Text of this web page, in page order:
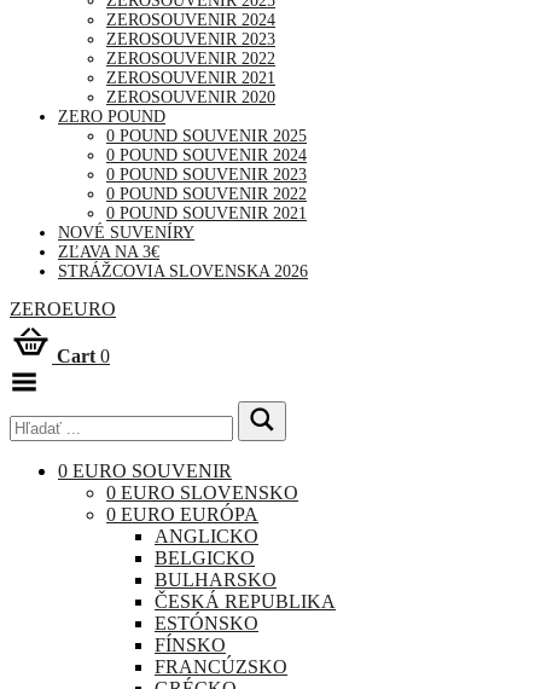
ZEROSOUVENIR 2024
ZEROSOUVENIR 2023
ZEROSOUVENIR 2022
ZEROSOUVENIR 2021
ZEROSOUVENIR 2020
ZERO POUND
0 POUND SOUVENIR 2025
0 POUND SOUVENIR 2024
0 POUND SOUVENIR 2023
0 POUND SOUVENIR 2022
0 POUND SOUVENIR 2021
NOVÉ SUVENÍRY
ZĽAVA NA 3€
STRÁŽCOVIA SLOVENSKA 2026
ZEROEURO
Cart 0
0 EURO SOUVENIR
0 EURO SLOVENSKO
0 EURO EURÓPA
ANGLICKO
BELGICKO
BULHARSKO
ČESKÁ REPUBLIKA
ESTÓNSKO
FÍNSKO
FRANCÚZSKO